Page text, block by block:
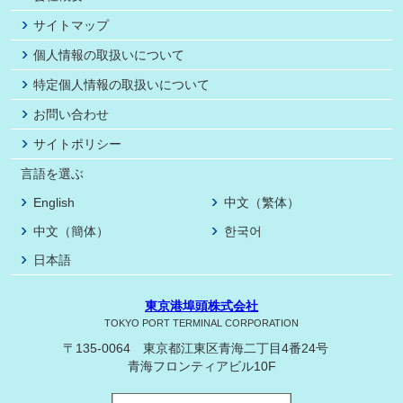
サイトマップ
個人情報の取扱いについて
特定個人情報の取扱いについて
お問い合わせ
サイトポリシー
言語を選ぶ
English
中文（繁体）
中文（簡体）
한국어
日本語
東京港埠頭株式会社
TOKYO PORT TERMINAL CORPORATION
〒135-0064 東京都江東区青海二丁目4番24号
青海フロンティアビル10F